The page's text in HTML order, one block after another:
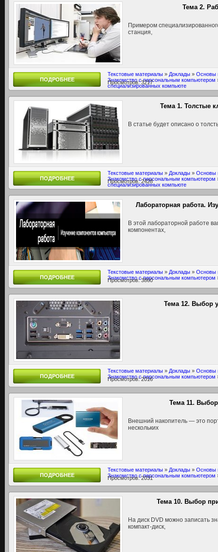
Тема 2.
Примером
станция,
ПОДРОБНЕЕ
Текстовые материалы » Доклады » Основы
Знакомство с персональным компьютером
специализированных компьюте
Просмотров: 3217
Тема 1. Толстые
В статье будет описано о
ПОДРОБНЕЕ
Текстовые материалы » Доклады » Основы
Знакомство с персональным компьютером
специализированных компьюте
Просмотров: 2428
Лабораторная работа.
В этой лабораторной работе
компонентах,
ПОДРОБНЕЕ
Текстовые материалы » Доклады » Основы
Знакомство с персональным компьютером
Просмотров: 3860
Тема 12. Выбор
ПОДРОБНЕЕ
Текстовые материалы » Доклады » Основы
Знакомство с персональным компьютером
Просмотров: 2016
Тема 11.
Внешний накопитель — это
нескольких
ПОДРОБНЕЕ
Текстовые материалы » Доклады » Основы
Знакомство с персональным компьютером
Просмотров: 2031
Тема 10. Выбор
На диск DVD можно записать
компакт-диск,